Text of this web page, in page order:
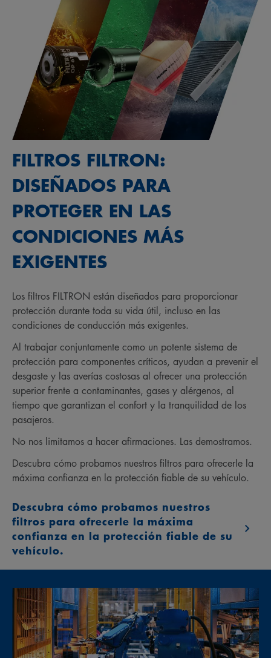
FILTROS FILTRON:
DISEÑADOS PARA
PROTEGER EN LAS
CONDICIONES MÁS
EXIGENTES
Los filtros FILTRON están diseñados para proporcionar
protección durante toda su vida útil, incluso en las
condiciones de conducción más exigentes.
Al trabajar conjuntamente como un potente sistema de
protección para componentes críticos, ayudan a prevenir el
desgaste y las averías costosas al ofrecer una protección
superior frente a contaminantes, gases y alérgenos, al
tiempo que garantizan el confort y la tranquilidad de los
pasajeros.
No nos limitamos a hacer afirmaciones. Las demostramos.
Descubra cómo probamos nuestros filtros para ofrecerle la
máxima confianza en la protección fiable de su vehículo.
Descubra cómo probamos nuestros
filtros para ofrecerle la máxima
confianza en la protección fiable de su
vehículo.